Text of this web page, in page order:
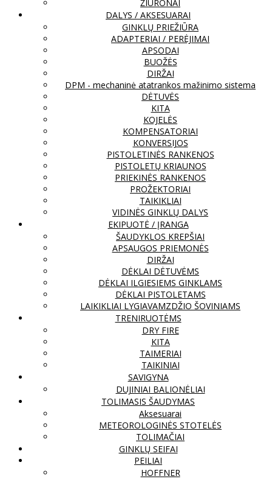
ŽIŪRONAI
DALYS / AKSESUARAI
GINKLŲ PRIEŽIŪRA
ADAPTERIAI / PERĖJIMAI
APSODAI
BUOŽĖS
DIRŽAI
DPM - mechaninė atatrankos mažinimo sistema
DĖTUVĖS
KITA
KOJELĖS
KOMPENSATORIAI
KONVERSIJOS
PISTOLETINĖS RANKENOS
PISTOLETŲ KRIAUNOS
PRIEKINĖS RANKENOS
PROŽEKTORIAI
TAIKIKLIAI
VIDINĖS GINKLŲ DALYS
EKIPUOTĖ / ĮRANGA
ŠAUDYKLOS KREPŠIAI
APSAUGOS PRIEMONĖS
DIRŽAI
DĖKLAI DĖTUVĖMS
DĖKLAI ILGIESIEMS GINKLAMS
DĖKLAI PISTOLETAMS
LAIKIKLIAI LYGIAVAMZDŽIO ŠOVINIAMS
TRENIRUOTĖMS
DRY FIRE
KITA
TAIMERIAI
TAIKINIAI
SAVIGYNA
DUJINIAI BALIONĖLIAI
TOLIMASIS ŠAUDYMAS
Aksesuarai
METEOROLOGINĖS STOTELĖS
TOLIMAČIAI
GINKLŲ SEIFAI
PEILIAI
HOFFNER